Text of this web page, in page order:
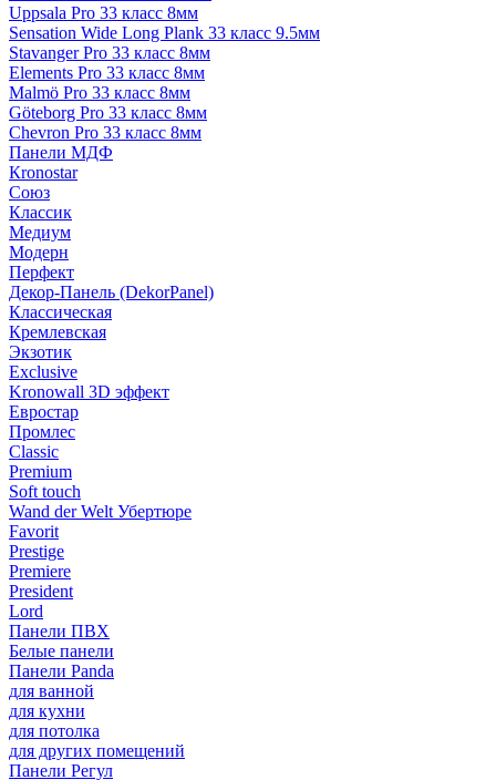
Uppsala Pro 33 класс 8мм
Sensation Wide Long Plank 33 класс 9.5мм
Stavanger Pro 33 класс 8мм
Elements Pro 33 класс 8мм
Malmö Pro 33 класс 8мм
Göteborg Pro 33 класс 8мм
Chevron Pro 33 класс 8мм
Панели МДФ
Кronostar
Союз
Классик
Медиум
Модерн
Перфект
Декор-Панель (DekorPanel)
Классическая
Кремлевская
Экзотик
Exclusive
Kronowall 3D эффект
Евростар
Промлес
Classic
Premium
Soft touch
Wand der Welt Убертюре
Favorit
Prestige
Premiere
President
Lord
Панели ПВХ
Белые панели
Панели Panda
для ванной
для кухни
для потолка
для других помещений
Панели Регул